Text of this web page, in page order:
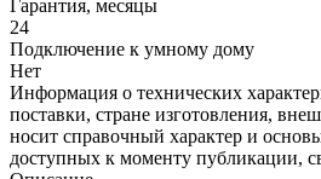
Гарантия, месяцы
24
Подключение к умному дому
Нет
Информация о технических
поставки, стране изготовления,
носит справочный характер и
доступных к моменту публикации,